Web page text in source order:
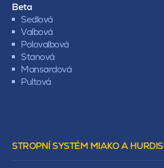
Beta
Sedlová
Valbová
Polovalbová
Stanová
Mansardová
Pultová
STROPNÍ SYSTÉM MIAKO A HURDIS